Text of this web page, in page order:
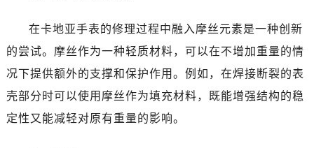
在卡地亚手表的修理过程中融入摩丝元素是一种创新
的尝试。摩丝作为一种轻质材料，可以在不增加重量的情
况下提供额外的支撑和保护作用。例如，在焊接断裂的表
壳部分时可以使用摩丝作为填充材料，既能增强结构的稳
定性又能减轻对原有重量的影响。